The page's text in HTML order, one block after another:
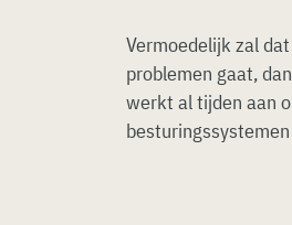
Vermoedelijk zal
problemen gaat,
werkt al tijden aan